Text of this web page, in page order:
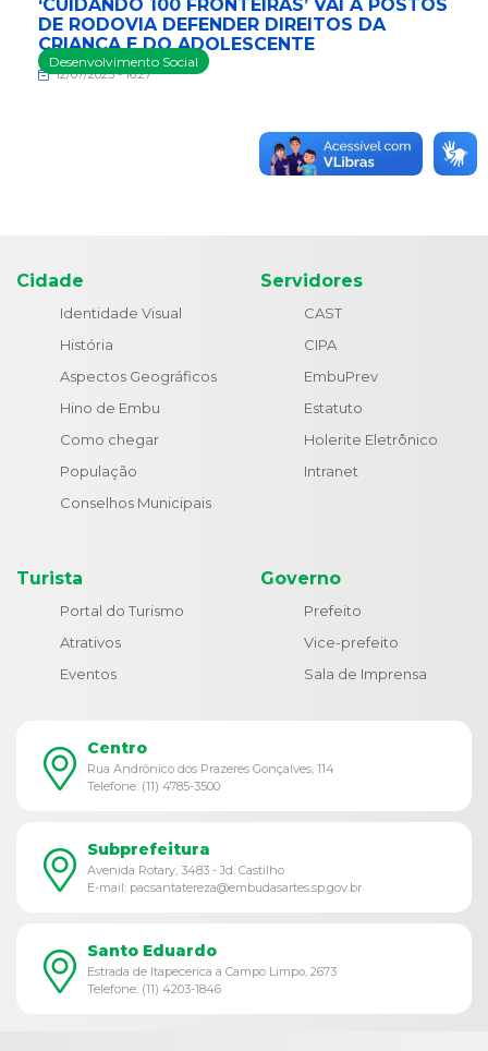
Desenvolvimento Social
‘CUIDANDO 100 FRONTEIRAS’ VAI A POSTOS
DE RODOVIA DEFENDER DIREITOS DA
CRIANÇA E DO ADOLESCENTE
12/07/2023 - 16:27
Cidade
Identidade Visual
História
Aspectos Geográficos
Hino de Embu
Como chegar
População
Conselhos Municipais
Servidores
CAST
CIPA
EmbuPrev
Estatuto
Holerite Eletrônico
Intranet
Turista
Portal do Turismo
Atrativos
Eventos
Governo
Prefeito
Vice-prefeito
Sala de Imprensa
Centro
Rua Andrônico dos Prazeres Gonçalves, 114
Telefone: (11) 4785-3500
Subprefeitura
Avenida Rotary, 3483 - Jd. Castilho
E-mail: pacsantatereza@embudasartes.sp.gov.br
Santo Eduardo
Estrada de Itapecerica a Campo Limpo, 2673
Telefone: (11) 4203-1846